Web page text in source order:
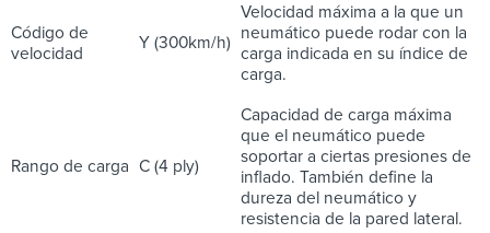
Código de
velocidad
Y (300km/h)
Velocidad máxima a la que un
neumático puede rodar con la
carga indicada en su índice de
carga.
Rango de carga C (4 ply)
Capacidad de carga máxima
que el neumático puede
soportar a ciertas presiones de
inflado. También define la
dureza del neumático y
resistencia de la pared lateral.